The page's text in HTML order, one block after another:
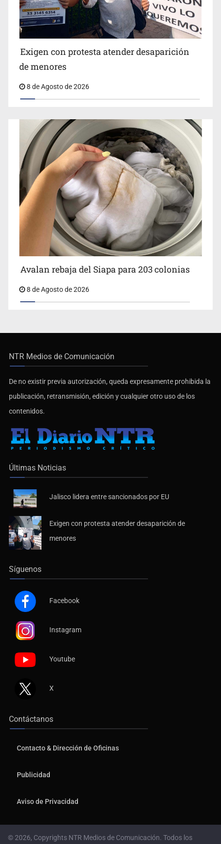
Exigen con protesta atender desaparición
de menores
8 de Agosto de 2026
Avalan rebaja del Siapa para 203 colonias
8 de Agosto de 2026
NTR Medios de Comunicación
De no existir previa autorización, queda expresamente prohibida la
publicación, retransmisión, edición y cualquier otro uso de los
contenidos.
Últimas Noticias
Jalisco lidera entre sancionados por EU
Exigen con protesta atender desaparición de
menores
Síguenos
Facebook
Instagram
Youtube
X
Contáctanos
Contacto & Dirección de Oficinas
Publicidad
Aviso de Privacidad
© 2026, Copyrights NTR Medios de Comunicación. Todos los